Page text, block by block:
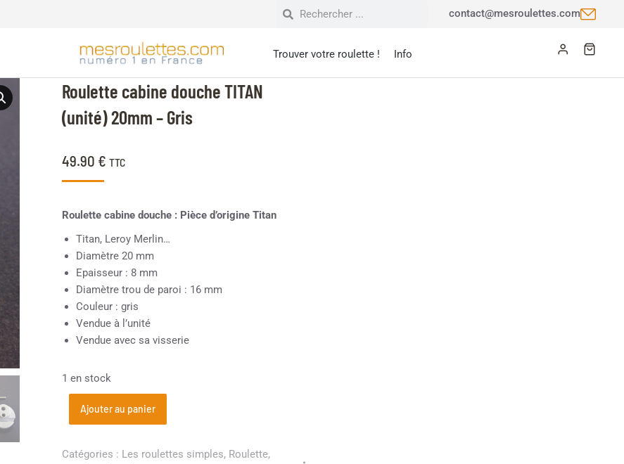
contact@mesroulettes.com
Trouver votre roulette ! Info
Roulette cabine douche TITAN
(unité) 20mm – Gris
49.90 € TTC
Roulette cabine douche : Pièce d’origine Titan
Titan, Leroy Merlin…
Diamètre 20 mm
Epaisseur : 8 mm
Diamètre trou de paroi : 16 mm
Couleur : gris
Vendue à l’unité
Vendue avec sa visserie
1 en stock
Ajouter au panier
Catégories : Les roulettes simples, Roulette,